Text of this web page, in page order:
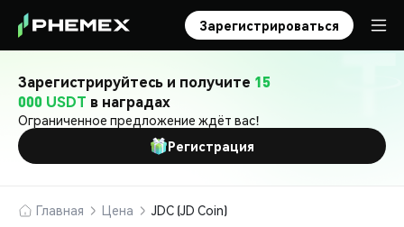
Зарегистрироваться
Зарегистрируйтесь и получите 15
000 USDT в наградах
Ограниченное предложение ждёт вас!
Регистрация
Главная Цена JDC (JD Coin)